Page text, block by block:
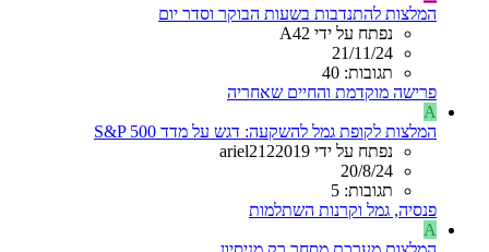
המלצות להתנדבות בשעות הבוקר וסדר יום
נפתח על ידי A42
21/11/24
תגובות: 40
פרישה מוקדמת והחיים שאחריה
A
המלצות לקופת גמל להשקעה: דגש על מדד S&P 500
נפתח על ידי ariel2122019
20/8/24
תגובות: 5
פנסיה, גמל וקרנות השתלמות
A